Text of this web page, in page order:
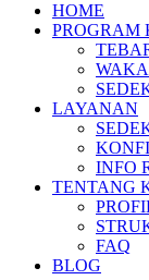
HOME
PROGRAM
LAYANAN
INFO
TENTANG
FAQ
BLOG